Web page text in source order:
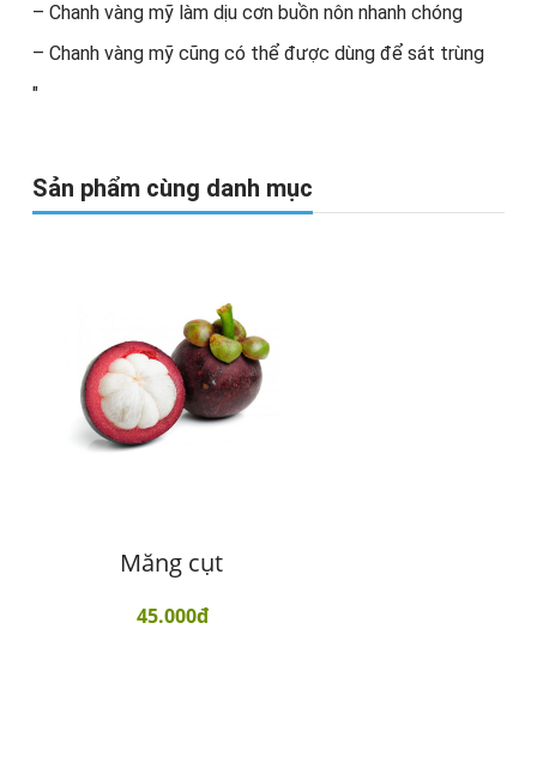
– Chanh vàng mỹ làm dịu cơn buồn nôn nhanh chóng
– Chanh vàng mỹ cũng có thể được dùng để sát trùng
"
Sản phẩm cùng danh mục
Măng cụt
45.000đ